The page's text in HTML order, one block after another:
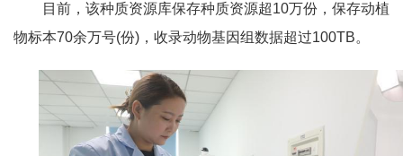
目前，该种质资源库保存种质资源超10万份，保存动植
物标本70余万号(份)，收录动物基因组数据超过100TB。